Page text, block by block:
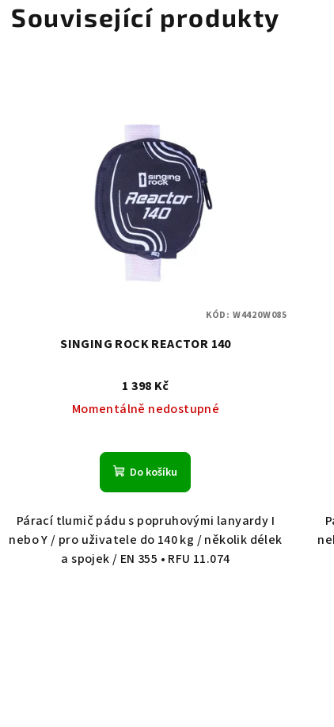
Související produkty
SINGING ROCK REACTOR 140
1 398 Kč
Momentálně nedostupné
Do košíku
Párací tlumič pádu s popruhovými lanyardy I
nebo Y / pro uživatele do 140 kg / několik délek
a spojek / EN 355 • RFU 11.074
KÓD: W4420W085